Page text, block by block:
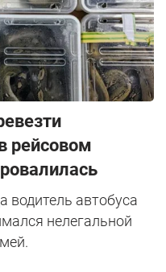
рейсовом
водитель автобуса
нелегальной